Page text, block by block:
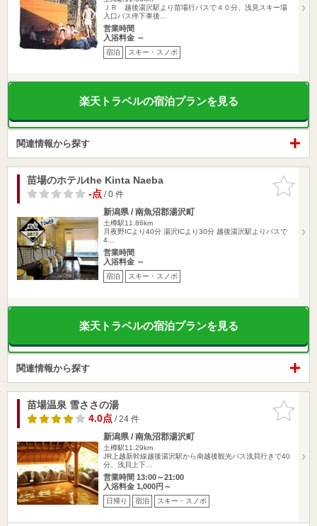
ＪＲ 越後湯沢駅より苗場行バスで４０分、浅見スキー場
入口バス停下車後…
営業時間
入浴料金 ～
宿泊 スキー・スノボ
楽天トラベルの宿泊プランを見る
関連情報から探す
お気に入
りに追加
苗場のホテルthe Kinta Naeba
-点/ 0 件
新潟県 / 南魚沼郡湯沢町
土樽駅11.86km
月夜野ICより40分 湯沢ICより30分 越後湯沢駅よりバスで
4…
営業時間
入浴料金 ～
宿泊 スキー・スノボ
楽天トラベルの宿泊プランを見る
関連情報から探す
お気に入
りに追加
苗場温泉 雪ささの湯
4.0点/ 24 件
新潟県 / 南魚沼郡湯沢町
土樽駅11.29km
JR上越新幹線越後湯沢駅から南越後観光バス浅貝行きで40
分、浅貝上下…
営業時間 13:00～21:00
入浴料金 1,000円～
日帰り 宿泊 スキー・スノボ